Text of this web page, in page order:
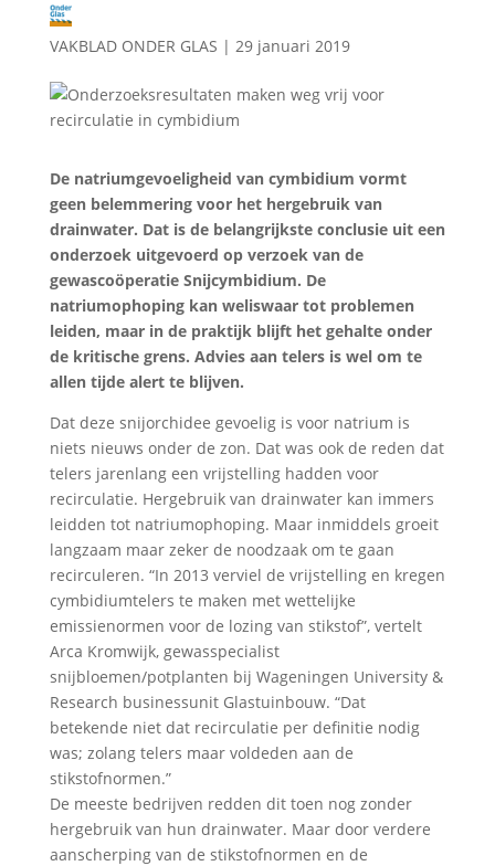
VAKBLAD ONDER GLAS | 29 januari 2019
De natriumgevoeligheid van cymbidium vormt
geen belemmering voor het hergebruik van
drainwater. Dat is de belangrijkste conclusie uit een
onderzoek uitgevoerd op verzoek van de
gewascoöperatie Snijcymbidium. De
natriumophoping kan weliswaar tot problemen
leiden, maar in de praktijk blijft het gehalte onder
de kritische grens. Advies aan telers is wel om te
allen tijde alert te blijven.
Dat deze snijorchidee gevoelig is voor natrium is
niets nieuws onder de zon. Dat was ook de reden dat
telers jarenlang een vrijstelling hadden voor
recirculatie. Hergebruik van drainwater kan immers
leidden tot natriumophoping. Maar inmiddels groeit
langzaam maar zeker de noodzaak om te gaan
recirculeren. “In 2013 verviel de vrijstelling en kregen
cymbidiumtelers te maken met wettelijke
emissienormen voor de lozing van stikstof”, vertelt
Arca Kromwijk, gewasspecialist
snijbloemen/potplanten bij Wageningen University &
Research businessunit Glastuinbouw. “Dat
betekende niet dat recirculatie per definitie nodig
was; zolang telers maar voldeden aan de
stikstofnormen.”
De meeste bedrijven redden dit toen nog zonder
hergebruik van hun drainwater. Maar door verdere
aanscherping van de stikstofnormen en de